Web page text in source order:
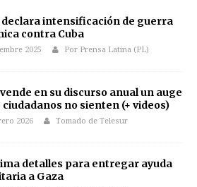
intensificación de guerra
contra Cuba
2025 Por Prensa Latina (PL)
en su discurso anual un auge
ciudadanos no sienten (+ videos)
2026 Tomado de Telesur
detalles para entregar ayuda
a Gaza